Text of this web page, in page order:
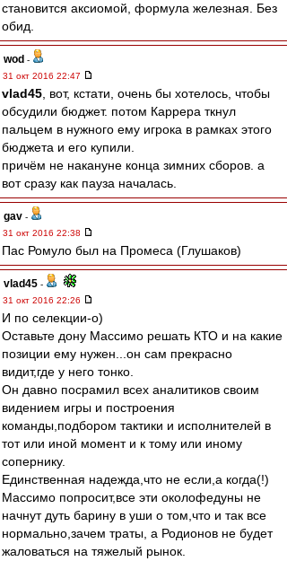
становится аксиомой, формула железная. Без
обид.
wod -
31 окт 2016 22:47
vlad45 , вот, кстати, очень бы хотелось, чтобы
обсудили бюджет. потом Каррера ткнул
пальцем в нужного ему игрока в рамках этого
бюджета и его купили.
причём не накануне конца зимних сборов. а
вот сразу как пауза началась.
gav -
31 окт 2016 22:38
Пас Ромуло был на Промеса (Глушаков)
vlad45 -
31 окт 2016 22:26
И по селекции-о)
Оставьте дону Массимо решать КТО и на какие
позиции ему нужен...он сам прекрасно
видит,где у него тонко.
Он давно посрамил всех аналитиков своим
видением игры и построения
команды,подбором тактики и исполнителей в
тот или иной момент и к тому или иному
сопернику.
Единственная надежда,что не если,а когда(!)
Массимо попросит,все эти околофедуны не
начнут дуть барину в уши о том,что и так все
нормально,зачем траты, а Родионов не будет
жаловаться на тяжелый рынок.